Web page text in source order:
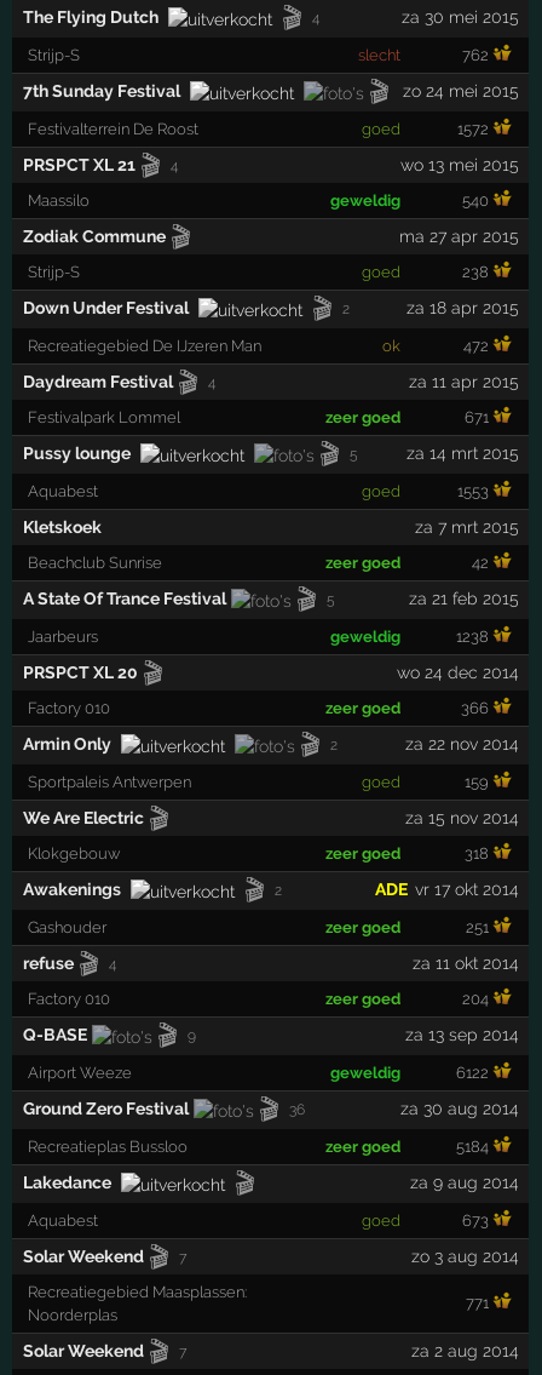
The Flying Dutch 🎬 4 za 30 mei 2015
Strijp-S slecht 762
7th Sunday Festival 🎬 zo 24 mei 2015
Festivalterrein De Roost goed 1572
PRSPCT XL 21 🎬 4 wo 13 mei 2015
Maassilo geweldig 540
Zodiak Commune 🎬 ma 27 apr 2015
Strijp-S goed 238
Down Under Festival 🎬 2 za 18 apr 2015
Recreatiegebied De IJzeren Man ok 472
Daydream Festival 🎬 4 za 11 apr 2015
Festivalpark Lommel zeer goed 671
Pussy lounge 🎬 5 za 14 mrt 2015
Aquabest goed 1553
Kletskoek za 7 mrt 2015
Beachclub Sunrise zeer goed 42
A State Of Trance Festival 🎬 5 za 21 feb 2015
Jaarbeurs geweldig 1238
PRSPCT XL 20 🎬 wo 24 dec 2014
Factory 010 zeer goed 366
Armin Only 🎬 2 za 22 nov 2014
Sportpaleis Antwerpen goed 159
We Are Electric 🎬 za 15 nov 2014
Klokgebouw zeer goed 318
Awakenings 🎬 2 vr 17 okt 2014
ADE
Gashouder zeer goed 251
refuse 🎬 4 za 11 okt 2014
Factory 010 zeer goed 204
Q-BASE 🎬 9 za 13 sep 2014
Airport Weeze geweldig 6122
Ground Zero Festival 🎬 36 za 30 aug 2014
Recreatieplas Bussloo zeer goed 5184
Lakedance 🎬 za 9 aug 2014
Aquabest goed 673
Solar Weekend 🎬 7 zo 3 aug 2014
Recreatiegebied Maasplassen:
Noorderplas
771
Solar Weekend 🎬 7 za 2 aug 2014